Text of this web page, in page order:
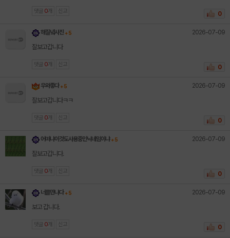
댓글 0 개 신고 0
해질녘사진 + 5 2026-07-09
잘보고갑니다
댓글 0 개 신고 0
우와좋다 + 5 2026-07-09
잘보고갑니다ㅋㅋ
댓글 0 개 신고 0
어떠냐이것도사용중인닉네임이냐 + 5 2026-07-09
잘보고갑니다.
댓글 0 개 신고 0
너를만나다 + 5 2026-07-09
보고 갑니다.
댓글 0 개 신고 0